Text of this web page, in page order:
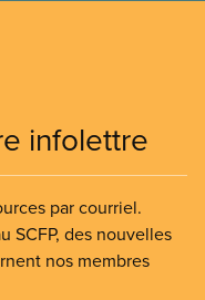
infolettre
par courriel.
SCFP, des nouvelles
nos membres